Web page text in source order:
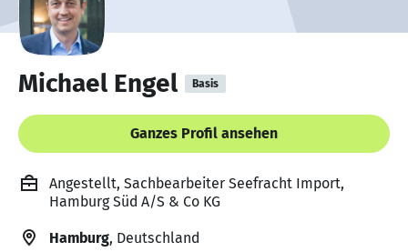
Michael Engel Basis
Ganzes Profil ansehen
Angestellt, Sachbearbeiter Seefracht Import,
Hamburg Süd A/S & Co KG
Hamburg, Deutschland